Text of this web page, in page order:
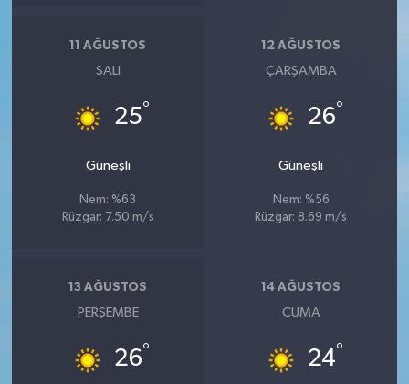
11 AĞUSTOS
SALI
25°
Güneşli
Nem: %63
Rüzgar: 7.50 m/s
12 AĞUSTOS
ÇARŞAMBA
26°
Güneşli
Nem: %56
Rüzgar: 8.69 m/s
13 AĞUSTOS
PERŞEMBE
26°
14 AĞUSTOS
CUMA
24°